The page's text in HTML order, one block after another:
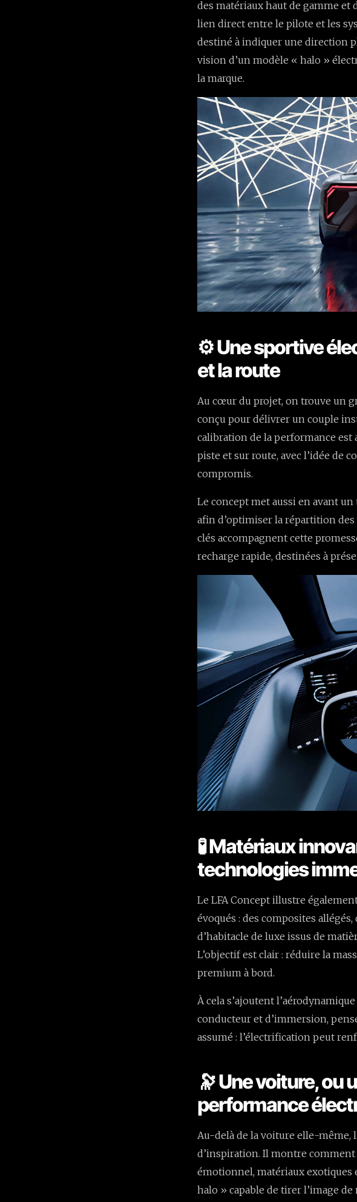
des matériaux haut de gamme et
lien direct entre le pilote et les
destiné à indiquer une direction
vision d’un modèle « halo »
la marque.
⚙️ Une sportive
et la route
Au cœur du projet, on trouve un
conçu pour délivrer un couple
calibration de la performance est
piste et sur route, avec l’idée de
compromis.
Le concept met aussi en avant
afin d’optimiser la répartition
clés accompagnent cette
recharge rapide, destinées à
🧪 Matériaux
technologies
Le LFA Concept illustre
évoqués : des composites
d’habitacle de luxe issus de
L’objectif est clair : réduire la
premium à bord.
À cela s’ajoutent
conducteur et d’immersion,
assumé : l’électrification peut
🔭 Une voiture, ou
performance
Au-delà de la voiture elle-même,
d’inspiration. Il montre
émotionnel, matériaux
halo » capable de tirer l’image